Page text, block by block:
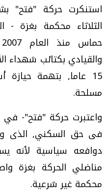
استنكرت حركة "فتح"
الثلاثاء محكمة بغزة
والقيادي بكتائب
15 عاما, بتهمة
مسلحة.
واعتبرت حركة "فتح"- في
فى حق السكني, الذى
دوافعه سياسية لأنه
مناضلي الحركة بغزة
محكمة غير شرعية.